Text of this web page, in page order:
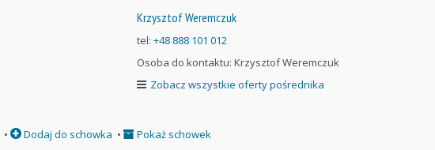
Krzysztof Weremczuk
tel: +48 888 101 012
Osoba do kontaktu: Krzysztof Weremczuk
Zobacz wszystkie oferty pośrednika
• Dodaj do schowka • Pokaż schowek